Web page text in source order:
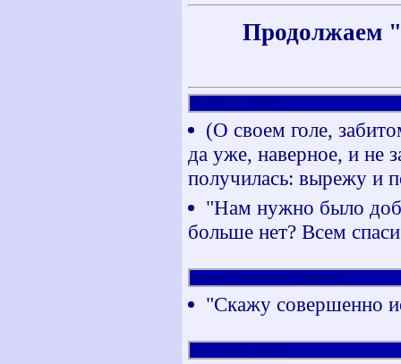
Продолжаем
Рома (Flyer, Киев)
(О своем голе,
да уже, наверное, и не
получилась: вырежу и
"Нам нужно было
больше нет? Всем
Алания (Нероманцев, Хабаровск)
"Скажу совершенно
Томь (alsemo, Томск)